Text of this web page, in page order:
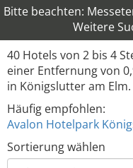
Bitte beachten:
Weitere
40 Hotels von 2 bis 4
einer Entfernung von
in Königslutter am Elm.
Häufig empfohlen:
Avalon Hotelpark
Sortierung wählen